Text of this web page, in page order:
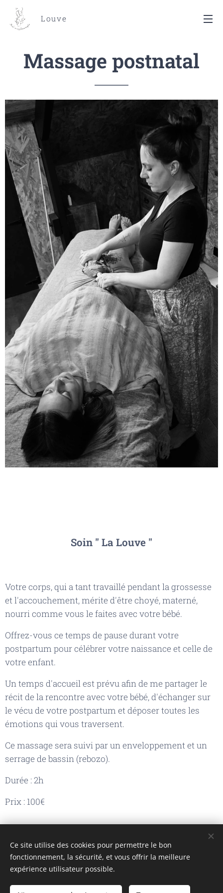
Louve
Massage postnatal
Soin " La Louve "
Votre corps, qui a tant travaillé pendant la grossesse
et l'accouchement, mérite d'être choyé, materné,
nourri comme vous le faites avec votre bébé.
Offrez-vous ce temps de pause durant votre
postpartum pour célébrer votre naissance et celle de
votre enfant.
Un temps d'accueil est prévu afin de me partager le
récit de la rencontre avec votre bébé, d'échanger sur
le vécu de votre postpartum et déposer toutes les
émotions qui vous traversent.
Ce massage sera suivi par un enveloppement et un
serrage de bassin (rebozo).
Durée : 2h
Prix : 100€
Images fournies parPexels
Ce site utilise des cookies pour permettre le bon
fonctionnement, la sécurité, et vous offrir la meilleure
expérience utilisateur possible.